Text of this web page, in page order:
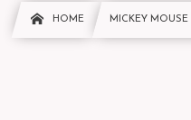
HOME MICKEY MOUSE